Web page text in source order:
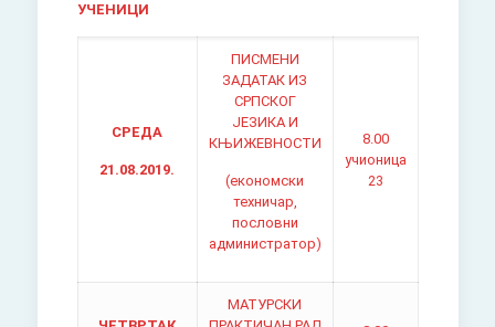
УЧЕНИЦИ
СРЕДА
21.08.2019.
ПИСМЕНИ
ЗАДАТАК ИЗ
СРПСКОГ
ЈЕЗИКА И
КЊИЖЕВНОСТИ
(економски
техничар,
пословни
администратор)
8.00
учионица
23
МАТУРСКИ